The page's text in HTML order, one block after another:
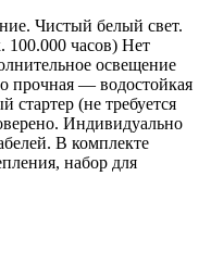
Чистый белый свет.
часов) Нет
освещение
прочная — водостойкая
стартер (не требуется
Индивидуально
В комплекте
набор для